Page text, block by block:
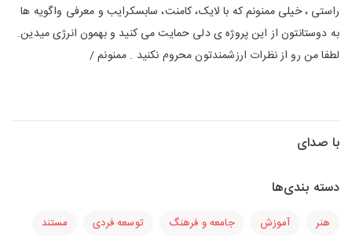
راستی ، خیلی ممنونم که با لایک، کامنت، سابسکرایب و معرفی واگویه ها
به دوستانتون از این پروژه ی دلی حمایت می کنید و بهمون انرژی میدین.
لطفا من رو از نظرات ارزشمندتون محروم نکنید . ممنونم /
با صدای
دسته بندی‌ها
هنر آموزش جامعه و فرهنگ توسعه فردی مستند